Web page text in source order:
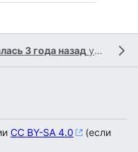
3 года назад участником
CC BY-SA 4.0
(если